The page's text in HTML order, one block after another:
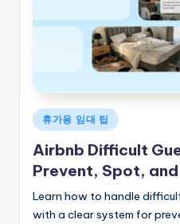
게
시
됨
휴가용 임대 팁
Airbnb Difficult
Prevent, Spot, and
Learn how to handle
with a clear system for